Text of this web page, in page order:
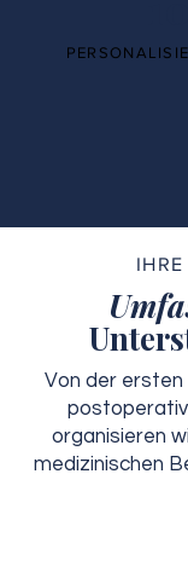
Von der
organisieren
medizinischen